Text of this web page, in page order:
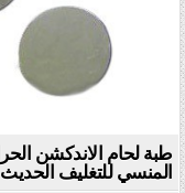
طبة لحام الاندكشن
المنسي للتغليف